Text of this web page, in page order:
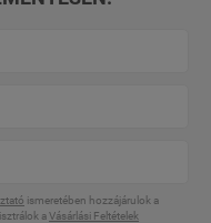
ismeretében hozzájárulok a
aVásárlási Feltételek